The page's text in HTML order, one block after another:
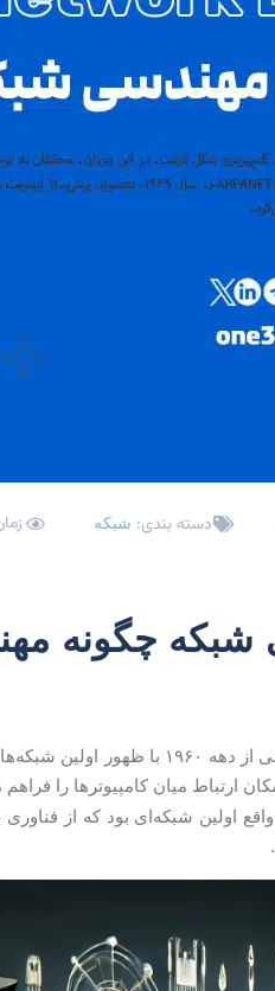
دسته بندی: شبکه
شبکه چگونه
مهندسی شبکه به عنوان یک رشته
ارتباط میان کامپیوترها را